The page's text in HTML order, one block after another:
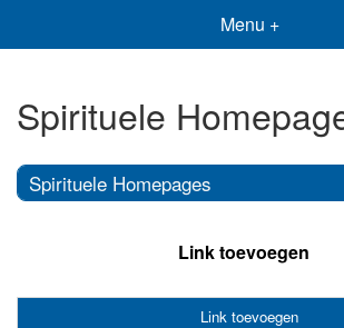
Menu +
Spirituele
Spirituele Homepages
Link toevoegen
Link toevoegen